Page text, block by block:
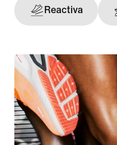
Reactiva